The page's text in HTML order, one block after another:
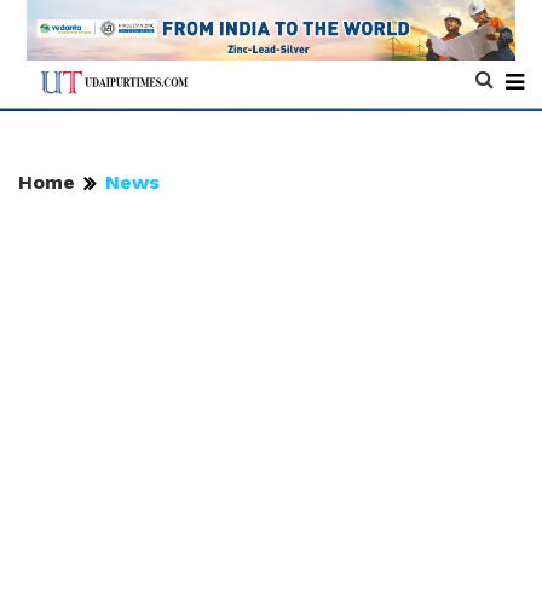
Home News